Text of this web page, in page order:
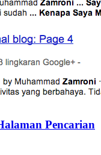
Pencarian